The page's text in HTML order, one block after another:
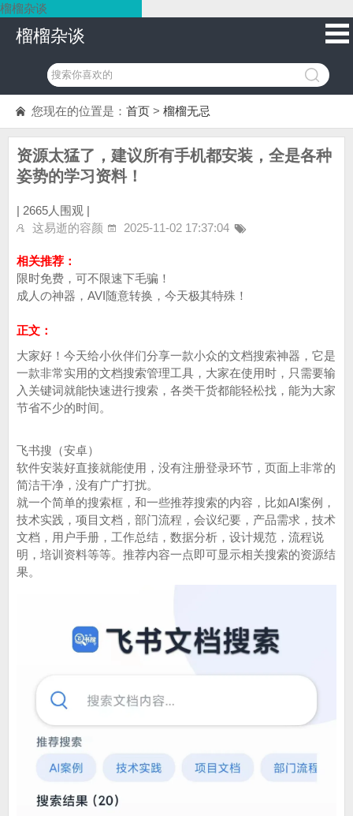
榴榴杂谈
榴榴杂谈
您现在的位置是： 首页 > 榴榴无忌
资源太猛了，建议所有手机都安装，全是各种
姿势的学习资料！
| 2665人围观 |
这易逝的容颜
2025-11-02 17:37:04
相关推荐：
限时免费，可不限速下毛骗！
成人の神器，AVI随意转换，今天极其特殊！
正文：
大家好！今天给小伙伴们分享一款小众的文档搜索神器，它是
一款非常实用的文档搜索管理工具，大家在使用时，只需要输
入关键词就能快速进行搜索，各类干货都能轻松找，能为大家
节省不少的时间。
飞书搜（安卓）
软件安装好直接就能使用，没有注册登录环节，页面上非常的
简洁干净，没有广广打扰。
就一个简单的搜索框，和一些推荐搜索的内容，比如AI案例，
技术实践，项目文档，部门流程，会议纪要，产品需求，技术
文档，用户手册，工作总结，数据分析，设计规范，流程说
明，培训资料等等。推荐内容一点即可显示相关搜索的资源结
果。